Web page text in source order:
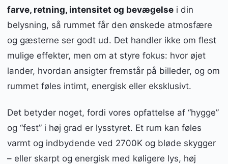
farve, retning, intensitet og bevægelse i din
belysning, så rummet får den ønskede atmosfære
og gæsterne ser godt ud. Det handler ikke om flest
mulige effekter, men om at styre fokus: hvor øjet
lander, hvordan ansigter fremstår på billeder, og om
rummet føles intimt, energisk eller eksklusivt.
Det betyder noget, fordi vores opfattelse af “hygge”
og “fest” i høj grad er lysstyret. Et rum kan føles
varmt og indbydende ved 2700K og bløde skygger
– eller skarpt og energisk med køligere lys, høj